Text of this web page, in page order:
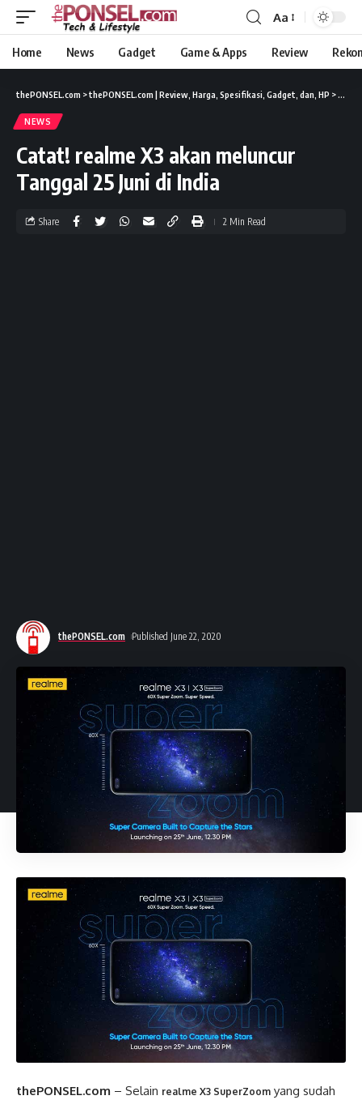
Aa
Home News Gadget Game & Apps Review
thePONSEL.com >thePONSEL.com | Review, Harga, Spesifikasi, Gadget, dan, HP > News
NEWS
Catat! realme X3 akan meluncur
Tanggal 25 Juni di India
thePONSEL.com Published June 22, 2020
Share 2 Min Read
thePONSEL.com – Selain realme X3 SuperZoom yang sudah